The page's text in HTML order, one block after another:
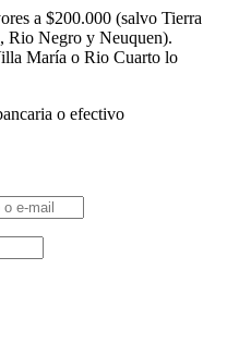
a $200.000 (salvo Tierra
Rio Negro y Neuquen).
María o Rio Cuarto lo
o efectivo